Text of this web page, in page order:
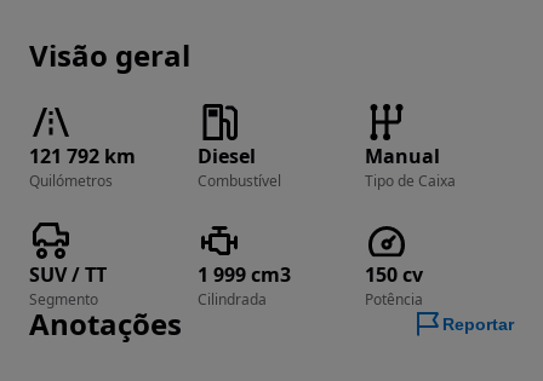
Visão geral
121 792 km
Quilómetros
Diesel
Combustível
Manual
Tipo de Caixa
SUV / TT
Segmento
1 999 cm3
Cilindrada
150 cv
Potência
Anotações Reportar